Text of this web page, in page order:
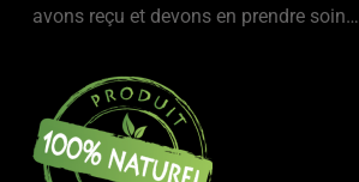
avons reçu et devons en prendre soin…